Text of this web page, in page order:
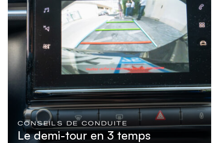
CONSEILS DE CONDUITE
Le demi-tour en 3 temps